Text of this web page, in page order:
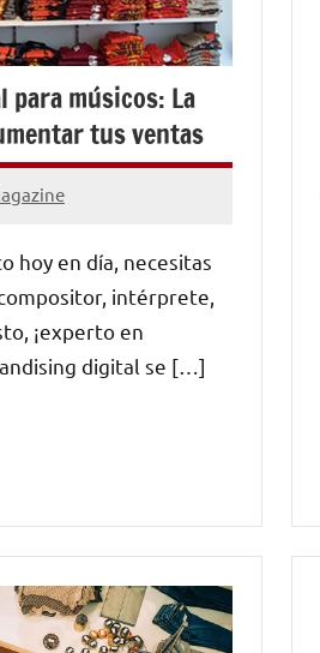
músicos: La
tus ventas
hoy en día, necesitas
intérprete,
¡experto en
digital se […]